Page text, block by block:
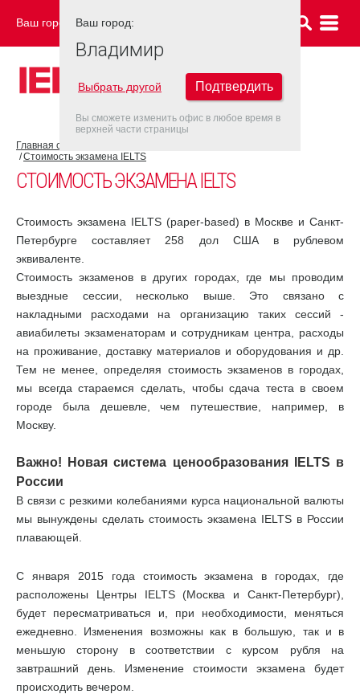
Ваш город: ВЛАДИМИР
Главная страница
Стоимость экзамена IELTS
СТОИМОСТЬ ЭКЗАМЕНА IELTS
Стоимость экзамена IELTS (paper-based) в Москве и Санкт-
Петербурге составляет 258 дол США в рублевом
эквиваленте.
Стоимость экзаменов в других городах, где мы проводим
выездные сессии, несколько выше. Это связано с
накладными расходами на организацию таких сессий -
авиабилеты экзаменаторам и сотрудникам центра, расходы
на проживание, доставку материалов и оборудования и др.
Тем не менее, определяя стоимость экзаменов в городах,
мы всегда стараемся сделать, чтобы сдача теста в своем
городе была дешевле, чем путешествие, например, в
Москву.
Важно! Новая система ценообразования IELTS в
России
В связи с резкими колебаниями курса национальной валюты
мы вынуждены сделать стоимость экзамена IELTS в России
плавающей.
С января 2015 года стоимость экзамена в городах, где
расположены Центры IELTS (Москва и Санкт-Петербург),
будет пересматриваться и, при необходимости, меняться
ежедневно. Изменения возможны как в большую, так и в
меньшую сторону в соответствии с курсом рубля на
завтрашний день. Изменение стоимости экзамена будет
происходить вечером.
Ваш город:
Владимир
Выбрать другой Подтвердить
Вы сможете изменить офис в любое время в
верхней части страницы